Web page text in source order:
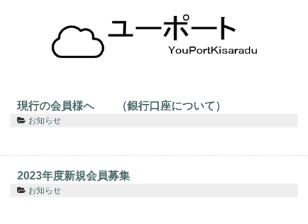
現行の会員様へ （銀行口座について）
お知らせ
2023年度新規会員募集
お知らせ